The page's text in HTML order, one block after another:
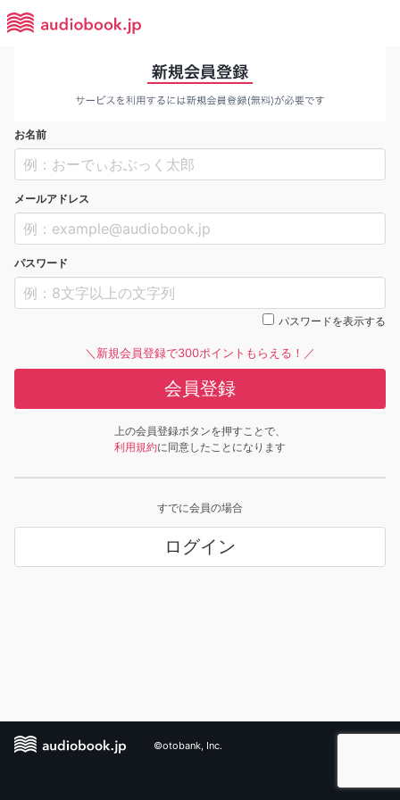
お名前
メールアドレス
パスワード
パスワードを表示する
＼新規会員登録で300ポイントもらえる！／
会員登録
上の会員登録ボタンを押すことで、
利用規約に同意したことになります
すでに会員の場合
ログイン
©otobank, Inc.